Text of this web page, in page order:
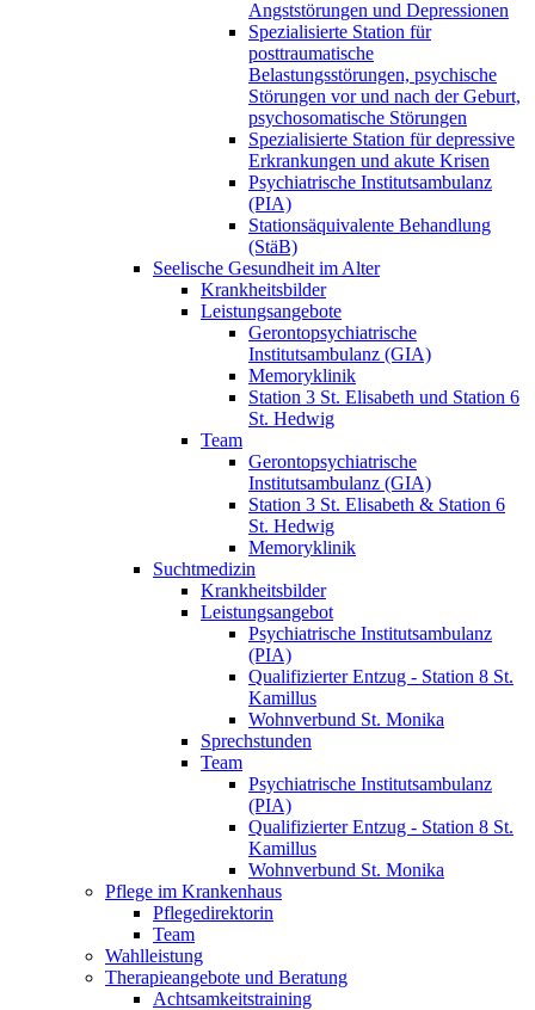
Angststörungen und Depressionen
Spezialisierte Station für
posttraumatische
Belastungsstörungen, psychische
Störungen vor und nach der Geburt,
psychosomatische Störungen
Spezialisierte Station für depressive
Erkrankungen und akute Krisen
Psychiatrische Institutsambulanz
(PIA)
Stationsäquivalente Behandlung
(StäB)
Seelische Gesundheit im Alter
Krankheitsbilder
Leistungsangebote
Gerontopsychiatrische
Institutsambulanz (GIA)
Memoryklinik
Station 3 St. Elisabeth und Station 6
St. Hedwig
Team
Gerontopsychiatrische
Institutsambulanz (GIA)
Station 3 St. Elisabeth & Station 6
St. Hedwig
Memoryklinik
Suchtmedizin
Krankheitsbilder
Leistungsangebot
Psychiatrische Institutsambulanz
(PIA)
Qualifizierter Entzug - Station 8 St.
Kamillus
Wohnverbund St. Monika
Sprechstunden
Team
Psychiatrische Institutsambulanz
(PIA)
Qualifizierter Entzug - Station 8 St.
Kamillus
Wohnverbund St. Monika
Pflege im Krankenhaus
Pflegedirektorin
Team
Wahlleistung
Therapieangebote und Beratung
Achtsamkeitstraining